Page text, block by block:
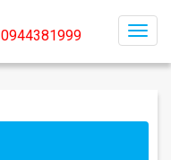
T
l
0944381999